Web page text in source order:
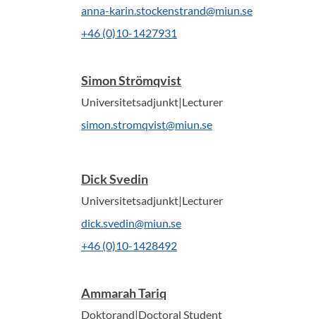
anna-karin.stockenstrand@miun.se
+46 (0)10-1427931
Simon Strömqvist
Universitetsadjunkt|Lecturer
simon.stromqvist@miun.se
Dick Svedin
Universitetsadjunkt|Lecturer
dick.svedin@miun.se
+46 (0)10-1428492
Ammarah Tariq
Doktorand|Doctoral Student